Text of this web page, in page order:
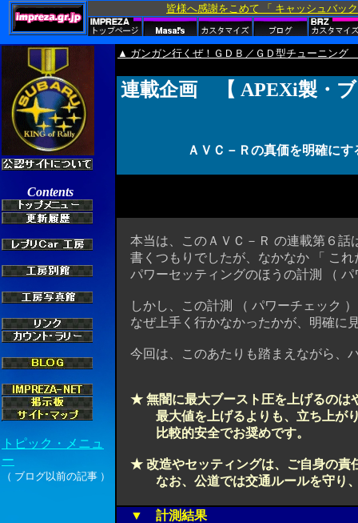
▲ ガンガン行くぜ！ＧＤＢ／ＧＤ型チューニング
連載企画 【 APEXi製・
ＡＶＣ－Ｒの真価を明確に
本当は、このＡＶＣ－Ｒ の連載第６話
書くつもりでしたが、なかなか 「 こ
パワーセッティングのほうの計測 （ パ
しかし、この計測 （ パワーチェック
なぜ上手く行かなかったかが、明確に
今回は、このあたりも踏まえながら、
★ 無闇に最大ブースト圧を上げるのは
最大値を上げるよりも、立ち上が
比較的安全でお奨めです。
★ 改造やセッティングは、ご自身の責
なお、公道では交通ルールを守り
▼ 計測結果